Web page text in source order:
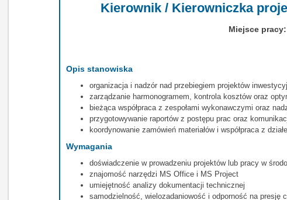
Kierownik / Kierowniczka
Miejsce pracy:
Opis stanowiska
organizacja i nadzór nad przebiegiem projektów
zarządzanie harmonogramem, kontrola kosztów oraz
bieżąca współpraca z zespołami wykonawczymi oraz
przygotowywanie raportów z postępu prac oraz
koordynowanie zamówień materiałów i współpraca z
Wymagania
doświadczenie w prowadzeniu projektów lub pracy w
znajomość narzędzi MS Office i MS Project
umiejętność analizy dokumentacji technicznej
samodzielność, wielozadaniowość i odporność na presję